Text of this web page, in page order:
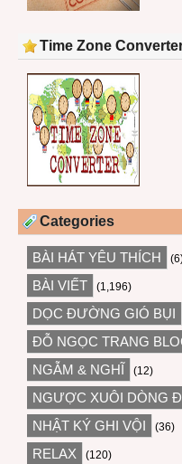
Time Zone
Categories
BÀI HÁT YÊU THÍCH
BÀI VIẾT (1,196)
DỌC ĐƯỜNG GIÓ BỤI
ĐỖ NGỌC TRANG
NGẪM & NGHĨ (12)
NGƯỢC XUÔI DÒNG
NHẬT KÝ GHI VỘI (36)
RELAX (120)